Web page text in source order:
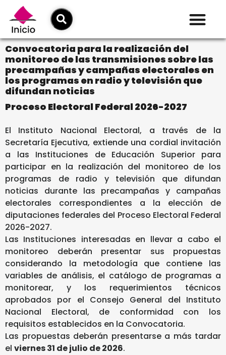
Convocatoria para la realización del
monitoreo de las transmisiones sobre las
precampañas y campañas electorales en
los programas en radio y televisión que
difundan noticias
Proceso Electoral Federal 2026-2027
El Instituto Nacional Electoral, a través de la
Secretaría Ejecutiva, extiende una cordial invitación
a las Instituciones de Educación Superior para
participar en la realización del monitoreo de los
programas de radio y televisión que difundan
noticias durante las precampañas y campañas
electorales correspondientes a la elección de
diputaciones federales del Proceso Electoral Federal
2026-2027.
Las Instituciones interesadas en llevar a cabo el
monitoreo deberán presentar sus propuestas
considerando la metodología que contiene las
variables de análisis, el catálogo de programas a
monitorear, y los requerimientos técnicos
aprobados por el Consejo General del Instituto
Nacional Electoral, de conformidad con los
requisitos establecidos en la Convocatoria.
Las propuestas deberán presentarse a más tardar
el viernes 31 de julio de 2026.